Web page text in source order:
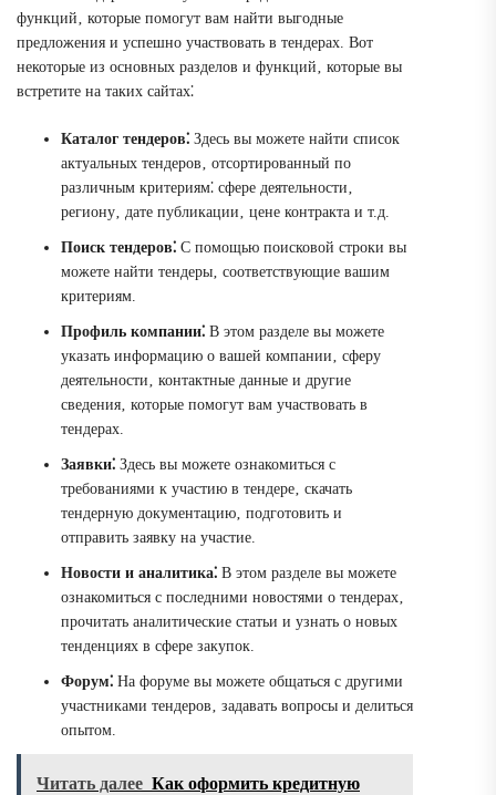
функций‚ которые помогут вам найти выгодные
предложения и успешно участвовать в тендерах. Вот
некоторые из основных разделов и функций‚ которые вы
встретите на таких сайтах⁚
Каталог тендеров⁚ Здесь вы можете найти список
актуальных тендеров‚ отсортированный по
различным критериям⁚ сфере деятельности‚
региону‚ дате публикации‚ цене контракта и т.д.
Поиск тендеров⁚ С помощью поисковой строки вы
можете найти тендеры‚ соответствующие вашим
критериям.
Профиль компании⁚ В этом разделе вы можете
указать информацию о вашей компании‚ сферу
деятельности‚ контактные данные и другие
сведения‚ которые помогут вам участвовать в
тендерах.
Заявки⁚ Здесь вы можете ознакомиться с
требованиями к участию в тендере‚ скачать
тендерную документацию‚ подготовить и
отправить заявку на участие.
Новости и аналитика⁚ В этом разделе вы можете
ознакомиться с последними новостями о тендерах‚
прочитать аналитические статьи и узнать о новых
тенденциях в сфере закупок.
Форум⁚ На форуме вы можете общаться с другими
участниками тендеров‚ задавать вопросы и делиться
опытом.
Читать далее Как оформить кредитную